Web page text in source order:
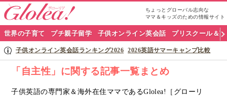
ちょっとグローバル志向な
ママ＆キッズのための情報サイト
グ
ロ
リ
世界の子育て プチ親子留学 子供オンライン英会話 プリスクール＆
子供オンライン英会話ランキング2026 2026英語サマーキャンプ比較
「自主性」に関する記事一覧まとめ
子供英語の専門家＆海外在住ママであるGlolea!［グローリ